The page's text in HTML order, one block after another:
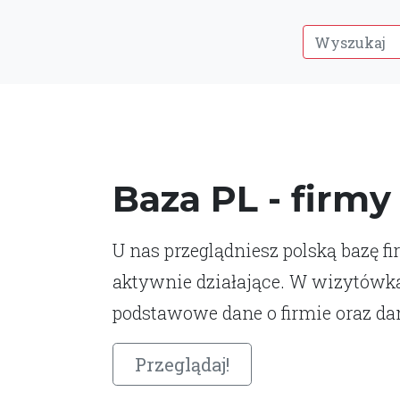
Baza PL - firmy
U nas przeglądniesz polską bazę
aktywnie działające. W
podstawowe dane o firmie oraz
Przeglądaj!